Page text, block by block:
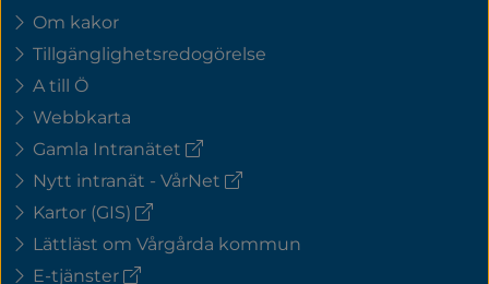
Om kakor
Tillgänglighetsredogörelse
A till Ö
Webbkarta
Gamla Intranätet (extern
länk)
Nytt intranät - VårNet (extern
Kartor (GIS) (extern
länk)
Lättläst om Vårgårda kommun
E-tjänster (extern